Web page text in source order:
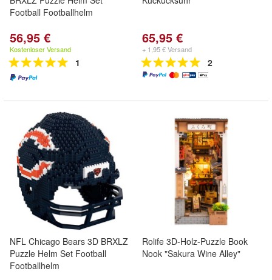
Football Footballhelm
56,95 €
Kostenloser Versand
1
65,95 €
+ 1,95 € Versand
2
NFL Chicago Bears 3D BRXLZ
Puzzle Helm Set Football
Footballhelm
Rolife 3D-Holz-Puzzle Book
Nook "Sakura Wine Alley"